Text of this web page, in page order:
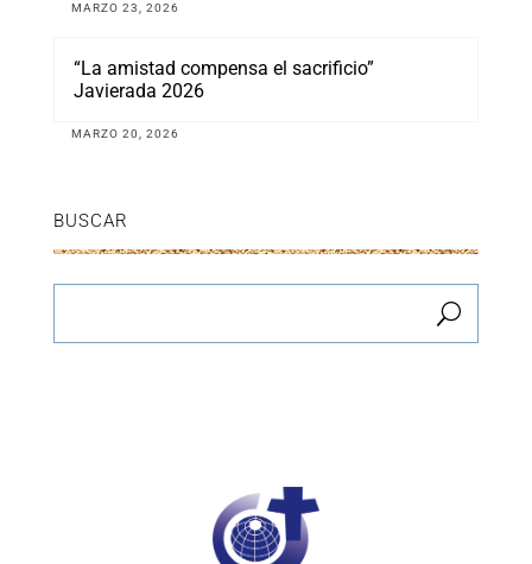
MARZO 23, 2026
“La amistad compensa el sacrificio”
Javierada 2026
MARZO 20, 2026
BUSCAR